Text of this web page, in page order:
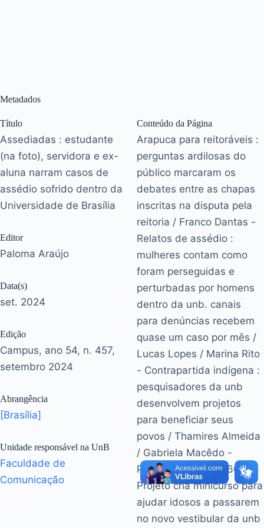
Metadados
Título
Assediadas : estudante
(na foto), servidora e ex-
aluna narram casos de
assédio sofrido dentro da
Universidade de Brasília
Editor
Paloma Araújo
Data(s)
set. 2024
Edição
Campus, ano 54, n. 457,
setembro 2024
Abrangência
[Brasília]
Unidade responsável na UnB
Faculdade de
Comunicação
Conteúdo da Página
Arapuca para reitoráveis :
perguntas ardilosas do
público marcaram os
debates entre as chapas
inscritas na disputa pela
reitoria / Franco Dantas -
Relatos de assédio :
mulheres contam como
foram perseguidas e
perturbadas por homens
dentro da unb. canais
para denúncias recebem
quase um caso por mês /
Lucas Lopes / Marina Rito
- Contrapartida indígena :
pesquisadores da unb
desenvolvem projetos
para beneficiar seus
povos / Thamires Almeida
/ Gabriela Macêdo -
Preparação para o 60+ :
Projeto cria minicurso para
ajudar idosos a passarem
no novo vestibular da unb